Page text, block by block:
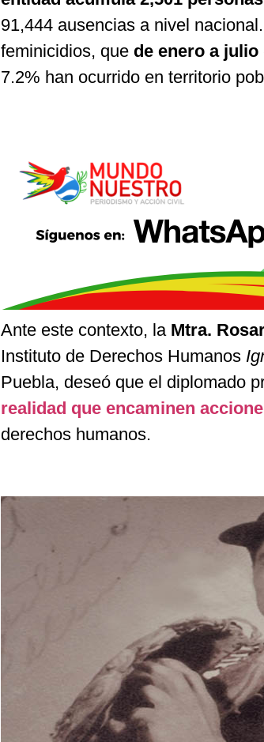
91,444 ausencias a nivel
feminicidios, que de enero a julio
7.2% han ocurrido en territorio
Ante este contexto, la Mtra.
Instituto de Derechos Humanos
Puebla, deseó que el diplomado
realidad que encaminen
derechos humanos.